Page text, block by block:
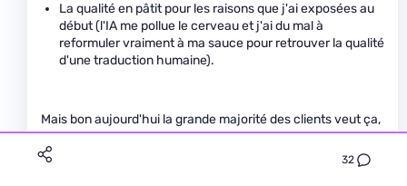
32
La qualité en pâtit pour les raisons que j'ai exposées au
début (l'IA me pollue le cerveau et j'ai du mal à
reformuler vraiment à ma sauce pour retrouver la qualité
d'une traduction humaine).
Mais bon aujourd'hui la grande majorité des clients veut ça,
alors on fait avec.